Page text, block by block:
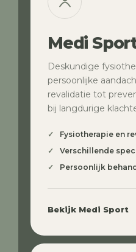
Medi
Deskundige
persoonlijke
revalidatie tot
bij langdurige
Fysiotherapie en
Verschillende
Persoonlijk
Bekijk Medi Sport